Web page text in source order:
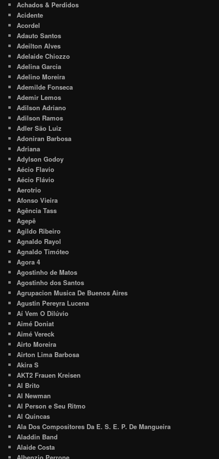
Achados & Perdidos
Acidente
Acordel
Adauto Santos
Adeilton Alves
Adelaide Chiozzo
Adelina Garcia
Adelino Moreira
Ademilde Fonseca
Ademir Lemos
Adilson Adriano
Adilson Ramos
Adler São Luiz
Adoniran Barbosa
Adriana
Adylson Godoy
Aécio Flavio
Aécio Flávio
Aerotrio
Afonso Vieira
Agência Tass
Agepê
Agildo Ribeiro
Agnaldo Rayol
Agnaldo Timóteo
Agora 4
Agostinho de Matos
Agostinho dos Santos
Agrupacion Musica De Buenos Aires
Agustin Pereyra Lucena
Aí Vem O Dilúvio
Aimé Doniat
Aimé Vereck
Airto Moreira
Airton Lima Barbosa
Akira S
AKT2 Frauen Kreisen
Al Brito
Al Newman
Al Person e Seu Ritmo
Al Quincas
Ala Dos Compositores Da E. S. E. P. De Mangueira
Aladdin Band
Alaide Costa
Albenzio Perrone